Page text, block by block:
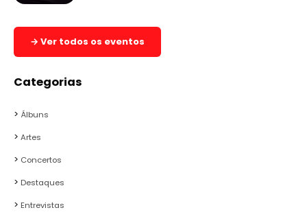
→ Ver todos os eventos
Categorias
Álbuns
Artes
Concertos
Destaques
Entrevistas